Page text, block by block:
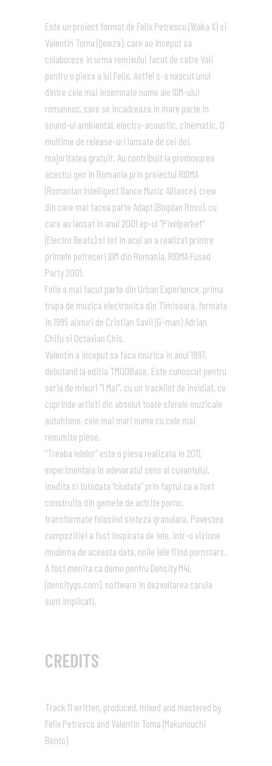
Este un proiect format de Felix Petrescu (Waka X) si
Valentin Toma (Qewza), care au inceput sa
colaboreze in urma remixului facut de catre Vali
pentru o piesa a lui Felix. Astfel s-a nascut unul
dintre cele mai insemnate nume ale IDM-ului
romanesc, care se incadreaza in mare parte in
sound-ul ambiental, electro-acoustic, cinematic. O
multime de release-uri lansate de cei doi,
majoritatea gratuit. Au contribuit la promovarea
acestui gen in Romania prin proiectul RIDMA
(Romanian Intelligent Dance Music Alliance), crew
din care mai facea parte Adapt (Bogdan Rosu), cu
care au lansat in anul 2001 ep-ul “Pixelparket”
(Electro Beats) si tot in acel an a realizat printre
primele petreceri IDM din Romania, RIDMA Fused
Party 2001.
Felix a mai facut parte din Urban Experience, prima
trupa de muzica electronica din Timisoara, formata
in 1995 alaturi de Cristian Savii (G-man) Adrian
Chifu si Octavian Chis.
Valentin a inceput sa faca muzica in anul 1997,
debutand la editia TM00Base. Este cunoscut pentru
seria de mixuri “1 Mai”, cu un tracklist de invidiat, ce
cuprinde artisti din absolut toate sferele muzicale
autohtone, cele mai mari nume cu cele mai
renumite piese.
“Treaba Ielelor” este o piesa realizata in 2011,
experimentala in adevaratul sens al cuvantului,
inedita si totodata “ciudata” prin faptul ca a fost
construita din gemete de actrite porno,
transformate folosind sinteza granulara. Povestea
compozitiei a fost inspirata de iele, intr-o viziune
moderna de aceasta data, noile iele fiind pornstars.
A fost menita ca demo pentru Density M4L
(densitygs.com), software in dezvoltarea caruia
sunt implicati.
CREDITS
Track 11 written, produced, mixed and mastered by
Felix Petrescu and Valentin Toma (Makunouchi
Bento)